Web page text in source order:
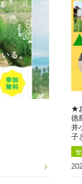
★
徳
井
子